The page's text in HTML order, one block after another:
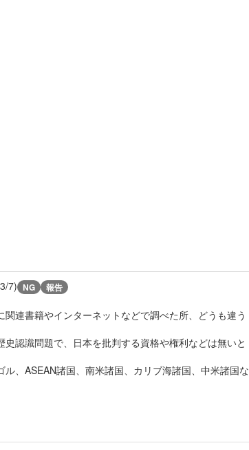
7) NG 報告
連書籍やインターネットなどで調べた所、どうも違う
認識問題で、日本を批判する資格や権利などは無いと
、ASEAN諸国、南米諸国、カリブ海諸国、中米諸国な